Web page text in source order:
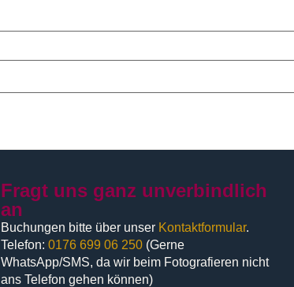
Fragt uns ganz unverbindlich
an
Buchungen bitte über unser Kontaktformular.
Telefon: 0176 699 06 250(Gerne
WhatsApp/SMS, da wir beim Fotografieren nicht
ans Telefon gehen können)